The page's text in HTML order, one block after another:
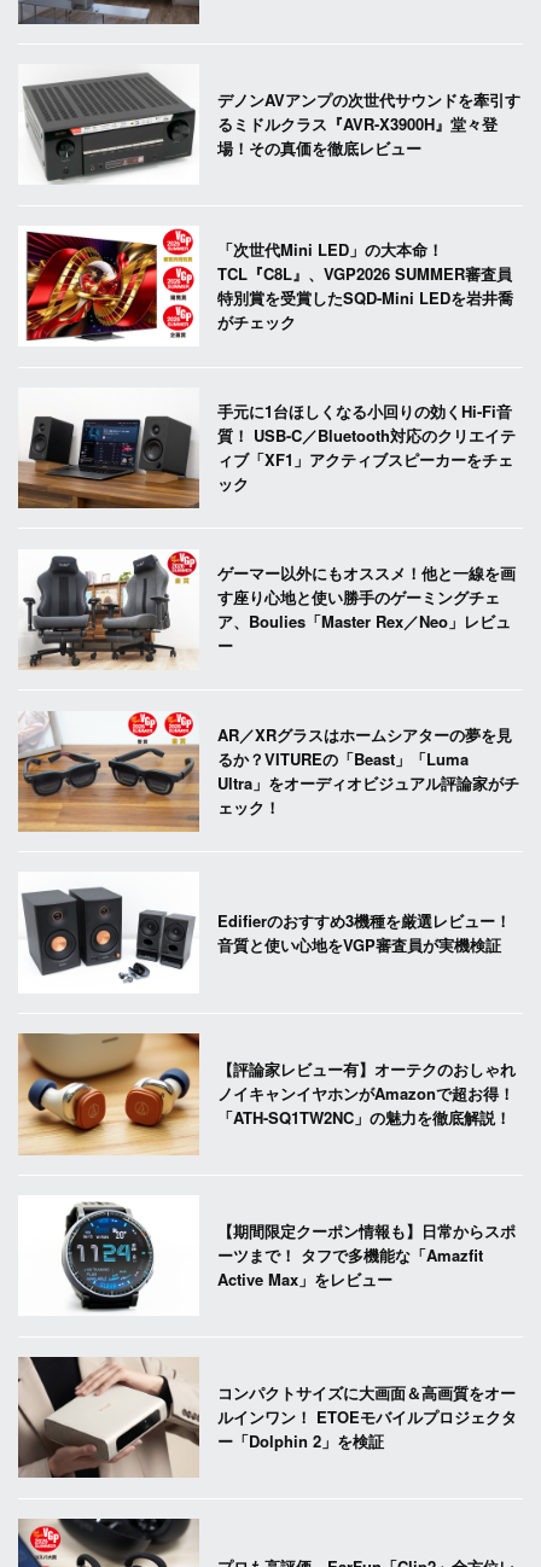
デノンAVアンプの次世代サウンドを牽引す
るミドルクラス『AVR-X3900H』堂々登
場！その真価を徹底レビュー
「次世代Mini LED」の大本命！
TCL『C8L』、VGP2026 SUMMER審査員
特別賞を受賞したSQD-Mini LEDを岩井喬
がチェック
手元に1台ほしくなる小回りの効くHi-Fi音
質！ USB-C／Bluetooth対応のクリエイテ
ィブ「XF1」アクティブスピーカーをチェ
ック
ゲーマー以外にもオススメ！他と一線を画
す座り心地と使い勝手のゲーミングチェ
ア、Boulies「Master Rex／Neo」レビュ
ー
AR／XRグラスはホームシアターの夢を見
るか？VITUREの「Beast」「Luma
Ultra」をオーディオビジュアル評論家がチ
ェック！
Edifierのおすすめ3機種を厳選レビュー！
音質と使い心地をVGP審査員が実機検証
【評論家レビュー有】オーテクのおしゃれ
ノイキャンイヤホンがAmazonで超お得！
「ATH-SQ1TW2NC」の魅力を徹底解説！
【期間限定クーポン情報も】日常からスポ
ーツまで！ タフで多機能な「Amazfit
Active Max」をレビュー
コンパクトサイズに大画面＆高画質をオー
ルインワン！ ETOEモバイルプロジェクタ
ー「Dolphin 2」を検証